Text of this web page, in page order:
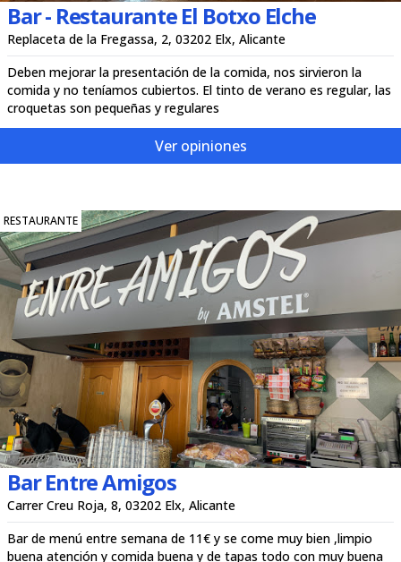
Bar - Restaurante El Botxo Elche
Replaceta de la Fregassa, 2, 03202 Elx, Alicante
Deben mejorar la presentación de la comida, nos sirvieron la
comida y no teníamos cubiertos. El tinto de verano es regular, las
croquetas son pequeñas y regulares
Ver opiniones
RESTAURANTE
Bar Entre Amigos
Carrer Creu Roja, 8, 03202 Elx, Alicante
Bar de menú entre semana de 11€ y se come muy bien ,limpio
buena atención y comida buena y de tapas todo con muy buena